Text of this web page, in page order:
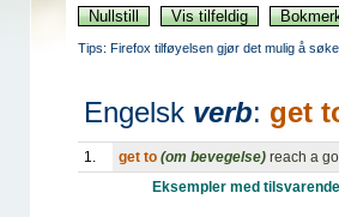
Tips: Firefox tilføyelsen gjør det mulig å
Engelsk verb: get
1. get to (om bevegelse) reach a
Eksempler med